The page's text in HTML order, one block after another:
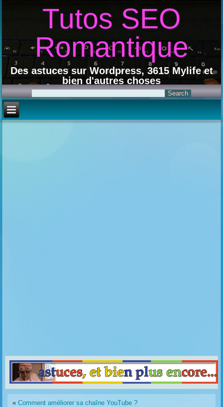
Tutos SEO
Romantique
Des astuces sur Wordpress, 3615 Mylife et
bien d'autres choses
«Comment améliorer sa chaîne YouTube ?